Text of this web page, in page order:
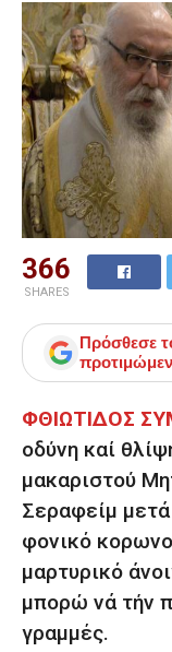
366
SHARES
Πρόσθεσε
ΦΘΙΩΤΙΔΟΣ
οδύνη καί
μακαριστού
Σεραφείμ
φονικό
μαρτυρικό
μπορώ νά τήν
γραμμές.